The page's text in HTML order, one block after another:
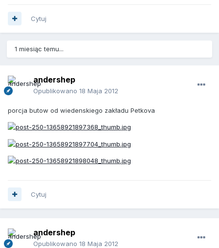
Cytuj
1 miesiąc temu...
andershep
Opublikowano 18 Maja 2012
porcja butow od wiedenskiego zakładu Petkova
Cytuj
andershep
Opublikowano 18 Maja 2012